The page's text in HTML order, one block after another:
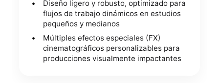
Diseño ligero y robusto, optimizado para
flujos de trabajo dinámicos en estudios
pequeños y medianos
Múltiples efectos especiales (FX)
cinematográficos personalizables para
producciones visualmente impactantes